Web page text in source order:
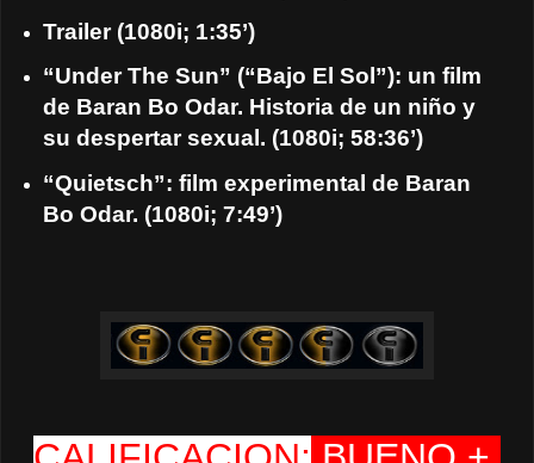
Trailer (1080i; 1:35’)
“Under The Sun” (“Bajo El Sol”): un film
de Baran Bo Odar. Historia de un niño y
su despertar sexual. (1080i; 58:36’)
“Quietsch”: film experimental de Baran
Bo Odar. (1080i; 7:49’)